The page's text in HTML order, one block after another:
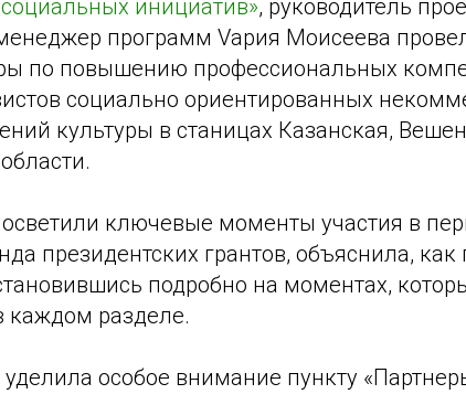
инициатив», руководитель
программ Vария Моисеева
по повышению профессиональных
социально ориентированных
культуры в станицах Казанская,
осветили ключевые моменты участия в
президентских грантов, объяснила,
подробно на моментах,
каждом разделе.
уделила особое внимание пункту